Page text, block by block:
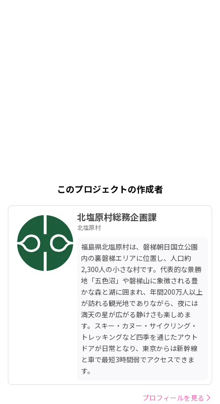
このプロジェクトの作成者
北塩原村総務企画課
北塩原村
福島県北塩原村は、磐梯朝日国立公園
内の裏磐梯エリアに位置し、人口約
2,300人の小さな村です。代表的な景勝
地「五色沼」や磐梯山に象徴される豊
かな森と湖に囲まれ、年間200万人以上
が訪れる観光地でありながら、夜には
満天の星が広がる静けさも楽しめま
す。スキー・カヌー・サイクリング・
トレッキングなど四季を通じたアウト
ドアが日常となり、東京からは新幹線
と車で最短3時間弱でアクセスできま
す。
プロフィールを見る